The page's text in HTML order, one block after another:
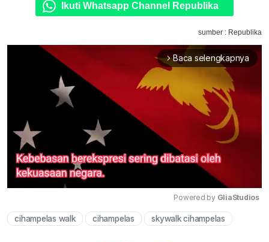
Ikuti Whatsapp Channel Republika
sumber : Republika
arrow_forward_ios Baca selengkapnya
Mute
Powered by GliaStudios
cihampelas walk cihampelas skywalk cihampelas